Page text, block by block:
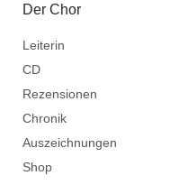
Der Chor
Leiterin
CD
Rezensionen
Chronik
Auszeichnungen
Shop